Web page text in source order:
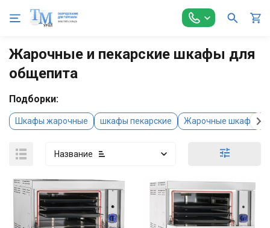
Главная Оборудование для Общепита Тепловое
Жарочные и пекарские шкафы для
общепита
Подборки:
Шкафы жарочные шкафы пекарские Жарочные шкафы
Название